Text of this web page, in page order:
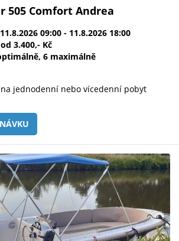
505 Comfort Andrea
11.8.2026 09:00 - 11.8.2026 18:00
od 3.400,- Kč
6 maximálně
jednodenní nebo vícedenní pobyt